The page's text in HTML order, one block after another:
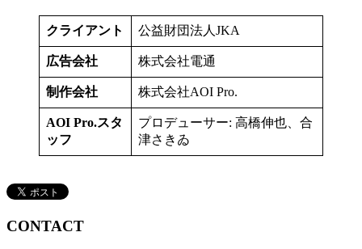
クライアント 公益財団法人JKA
広告会社 株式会社電通
制作会社 株式会社AOI Pro.
AOI Pro.スタ
ッフ
プロデューサー: 高橋伸也、合
津さきゐ
CONTACT